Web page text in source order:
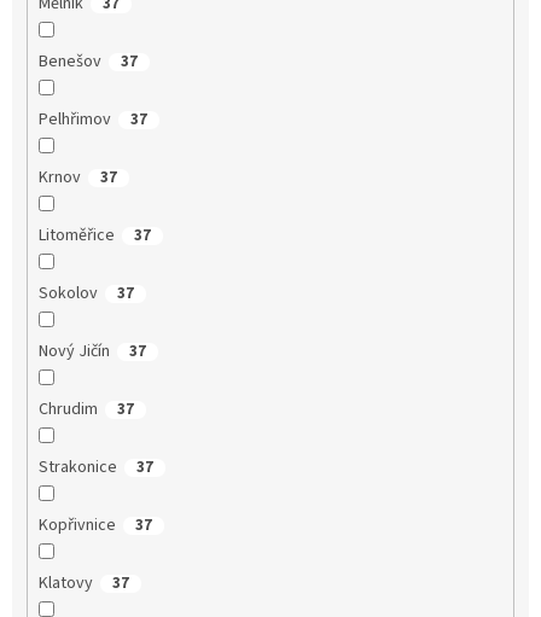
Benešov 37
Pelhřimov 37
Krnov 37
Litoměřice 37
Sokolov 37
Nový Jičín 37
Chrudim 37
Strakonice 37
Kopřivnice 37
Klatovy 37